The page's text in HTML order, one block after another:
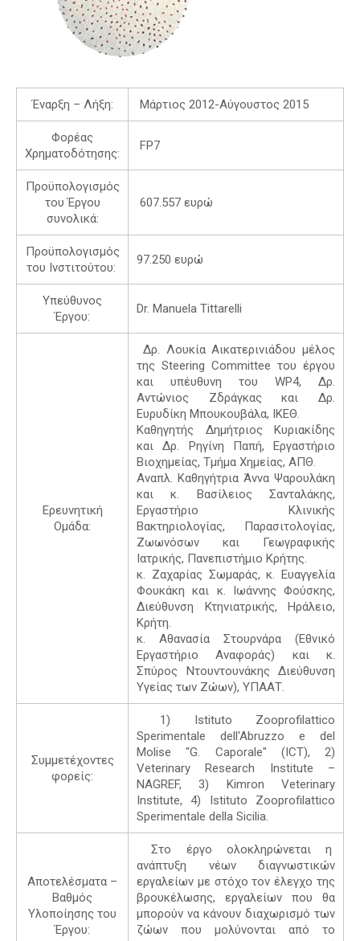
Έναρξη – Λήξη: Μάρτιος 2012-Αύγουστος 2015
Φορέας
Χρηματοδότησης:
FP7
Προϋπολογισμός
του Έργου
συνολικά:
607.557 ευρώ
Προϋπολογισμός
του Ινστιτούτου:
97.250 ευρώ
Υπεύθυνος
Έργου:
Dr. Manuela Tittarelli
Ερευνητική
Ομάδα:
Δρ. Λουκία Αικατερινιάδου μέλος
της Steering Committee του έργου
και υπέυθυνη του WP4, Δρ.
Αντώνιος Ζδράγκας και Δρ.
Ευρυδίκη Μπουκουβάλα, ΙΚΕΘ.
Καθηγητής Δημήτριος Κυριακίδης
και Δρ. Ρηγίνη Παπή, Εργαστήριο
Βιοχημείας, Τμήμα Χημείας, ΑΠΘ.
Αναπλ. Καθηγήτρια Άννα Ψαρουλάκη
και κ. Βασίλειος Σανταλάκης,
Εργαστήριο Κλινικής
Βακτηριολογίας, Παρασιτολογίας,
Ζωωνόσων και Γεωγραφικής
Ιατρικής, Πανεπιστήμιο Κρήτης.
κ. Ζαχαρίας Σωμαράς, κ. Ευαγγελία
Φουκάκη και κ. Ιωάννης Φούσκης,
Διεύθυνση Κτηνιατρικής, Ηράλειο,
Κρήτη.
κ. Αθανασία Στουρνάρα (Εθνικό
Εργαστήριο Αναφοράς) και κ.
Σπύρος Ντουντουνάκης Διεύθυνση
Υγείας των Ζώων), ΥΠΑΑΤ.
Συμμετέχοντες
φορείς:
1) Istituto Zooprofilattico
Sperimentale dell'Abruzzo e del
Molise "G. Caporale" (ICT), 2)
Veterinary Research Institute –
NAGREF, 3) Kimron Veterinary
Institute, 4) Istituto Zooprofilattico
Sperimentale della Sicilia.
Αποτελέσματα –
Βαθμός
Υλοποίησης του
Έργου:
Στο έργο ολοκληρώνεται η
ανάπτυξη νέων διαγνωστικών
εργαλείων με στόχο τον έλεγχο της
βρουκέλωσης, εργαλείων που θα
μπορούν να κάνουν διαχωρισμό των
ζώων που μολύνονται από το